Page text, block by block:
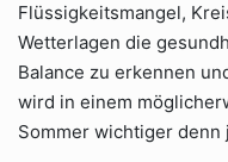
Flüssigkeitsmangel,
Wetterlagen die
Balance zu erkennen
wird in einem
Sommer wichtiger denn